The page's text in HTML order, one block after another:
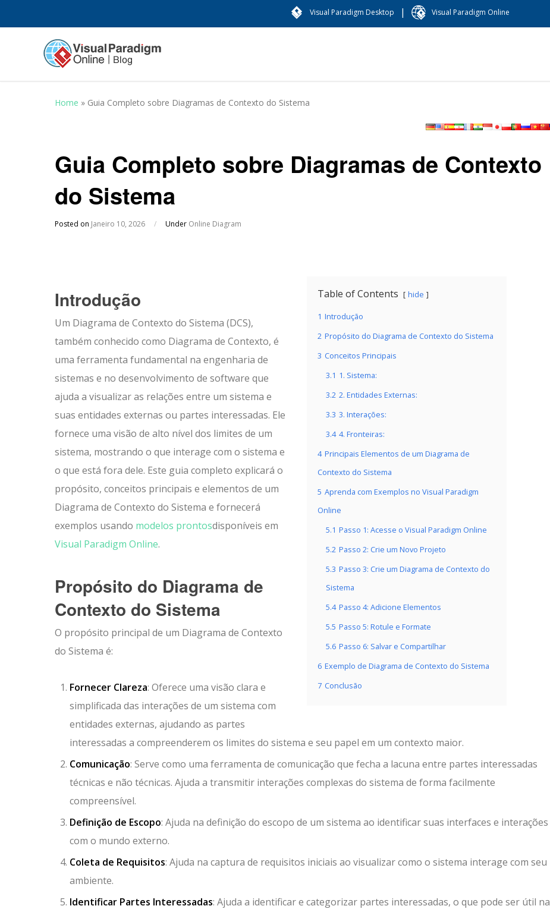
Visual Paradigm Desktop | Visual Paradigm Online
Home » Guia Completo sobre Diagramas de Contexto do Sistema
Guia Completo sobre Diagramas de Contexto
do Sistema
Posted on Janeiro 10, 2026 / Under Online Diagram
Table of Contents hide
1 Introdução
2 Propósito do Diagrama de Contexto do Sistema
3 Conceitos Principais
3.1 1. Sistema:
3.2 2. Entidades Externas:
3.3 3. Interações:
3.4 4. Fronteiras:
4 Principais Elementos de um Diagrama de
Contexto do Sistema
5 Aprenda com Exemplos no Visual Paradigm
Online
5.1 Passo 1: Acesse o Visual Paradigm Online
5.2 Passo 2: Crie um Novo Projeto
5.3 Passo 3: Crie um Diagrama de Contexto do
Sistema
5.4 Passo 4: Adicione Elementos
5.5 Passo 5: Rotule e Formate
5.6 Passo 6: Salvar e Compartilhar
6 Exemplo de Diagrama de Contexto do Sistema
7 Conclusão
Introdução
Um Diagrama de Contexto do Sistema (DCS),
também conhecido como Diagrama de Contexto, é
uma ferramenta fundamental na engenharia de
sistemas e no desenvolvimento de software que
ajuda a visualizar as relações entre um sistema e
suas entidades externas ou partes interessadas. Ele
fornece uma visão de alto nível dos limites de um
sistema, mostrando o que interage com o sistema e
o que está fora dele. Este guia completo explicará o
propósito, conceitos principais e elementos de um
Diagrama de Contexto do Sistema e fornecerá
exemplos usando modelos prontosdisponíveis em
Visual Paradigm Online.
Propósito do Diagrama de
Contexto do Sistema
O propósito principal de um Diagrama de Contexto
do Sistema é:
Fornecer Clareza: Oferece uma visão clara e
simplificada das interações de um sistema com
entidades externas, ajudando as partes
interessadas a compreenderem os limites do sistema e seu papel em um contexto maior.
Comunicação: Serve como uma ferramenta de comunicação que fecha a lacuna entre partes interessadas
técnicas e não técnicas. Ajuda a transmitir interações complexas do sistema de forma facilmente
compreensível.
Definição de Escopo: Ajuda na definição do escopo de um sistema ao identificar suas interfaces e interações
com o mundo externo.
Coleta de Requisitos: Ajuda na captura de requisitos iniciais ao visualizar como o sistema interage com seu
ambiente.
Identificar Partes Interessadas: Ajuda a identificar e categorizar partes interessadas, o que pode ser útil na